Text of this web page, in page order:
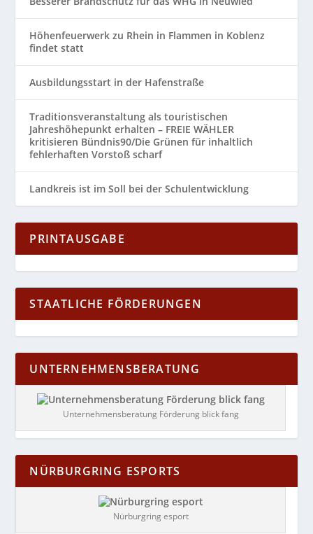
Höhenfeuerwerk zu Rhein in Flammen in Koblenz
findet statt
Ausbildungsstart in der Hafenstraße
Traditionsveranstaltung als touristischen
Jahreshöhepunkt erhalten – FREIE WÄHLER
kritisieren Bündnis90/Die Grünen für inhaltlich
fehlerhaften Vorstoß scharf
Landkreis ist im Soll bei der Schulentwicklung
PRINTAUSGABE
STAATLICHE FÖRDERUNGEN
UNTERNEHMENSBERATUNG
Unternehmensberatung Förderung blick fang
NÜRBURGRING ESPORTS
Nürburgring esport